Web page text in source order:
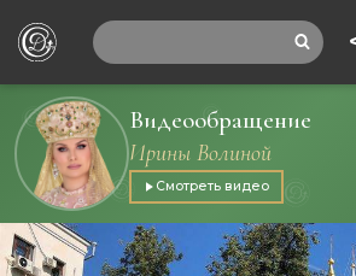
Видеообращение
Ирины Волиной
Смотреть видео